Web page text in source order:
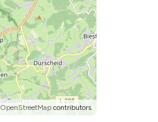
OpenStreetMap contributors.